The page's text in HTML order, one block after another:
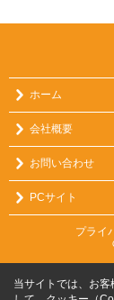
ホーム
会社概要
お問い合わせ
PCサイト
プライ
当サイトでは、お